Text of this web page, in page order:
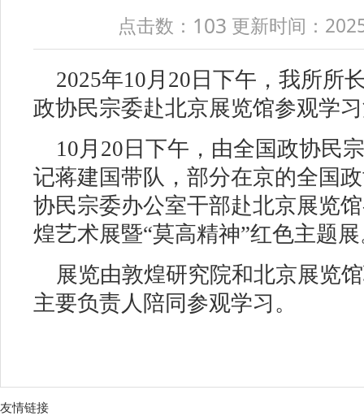
点击数： 103 更新时间：
2025年10月20日下午，我所所
政协民宗委赴北京展览馆参观学
10月20日下午，由全国政协民
记蒋建国带队，部分在京的全国
协民宗委办公室干部赴北京展览
煌艺术展暨“莫高精神”红色主题
展览由敦煌研究院和北京展览
主要负责人陪同参观学习。
友情链接